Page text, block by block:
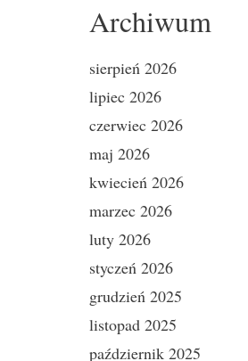
Archiwum
sierpień 2026
lipiec 2026
czerwiec 2026
maj 2026
kwiecień 2026
marzec 2026
luty 2026
styczeń 2026
grudzień 2025
listopad 2025
październik 2025